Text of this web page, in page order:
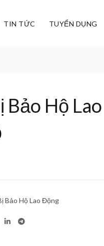
TIN TỨC TUYỂN DỤNG
Bảo Hộ
Bảo Hộ Lao Động